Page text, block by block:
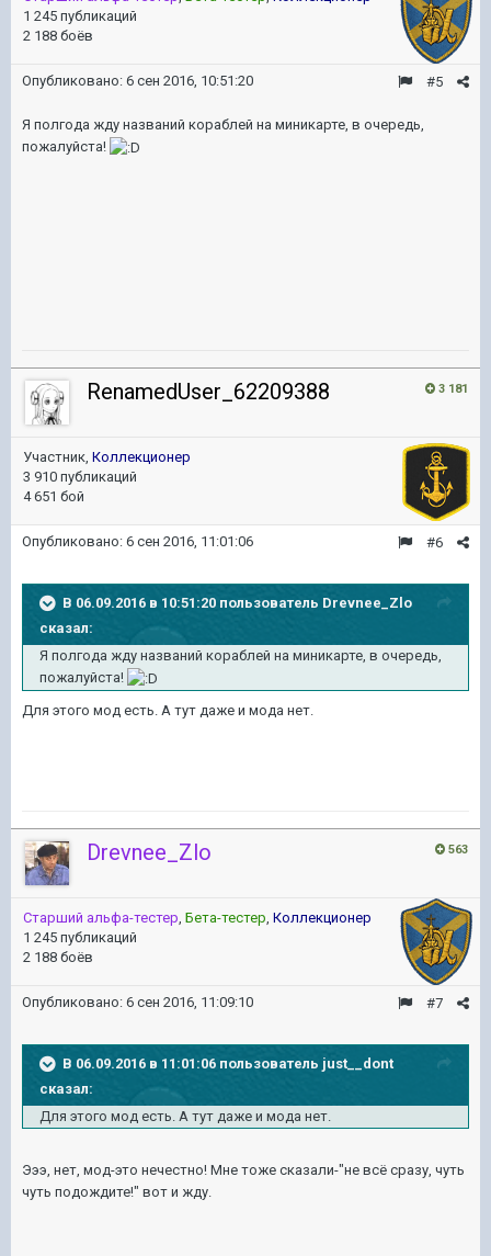
1 245 публикаций
2 188 боёв
#5
Опубликовано: 6 сен 2016, 10:51:20
Я полгода жду названий кораблей на миникарте, в очередь,
пожалуйста!
3 181
RenamedUser_62209388
Участник, Коллекционер
3 910 публикаций
4 651 бой
#6
Опубликовано: 6 сен 2016, 11:01:06
В 06.09.2016 в 10:51:20 пользователь Drevnee_Zlo
сказал:
Я полгода жду названий кораблей на миникарте, в очередь,
пожалуйста!
Для этого мод есть. А тут даже и мода нет.
563
Drevnee_Zlo
Старший альфа-тестер, Бета-тестер, Коллекционер
1 245 публикаций
2 188 боёв
#7
Опубликовано: 6 сен 2016, 11:09:10
В 06.09.2016 в 11:01:06 пользователь just__dont
сказал:
Для этого мод есть. А тут даже и мода нет.
Эээ, нет, мод-это нечестно! Мне тоже сказали-"не всё сразу, чуть
чуть подождите!" вот и жду.